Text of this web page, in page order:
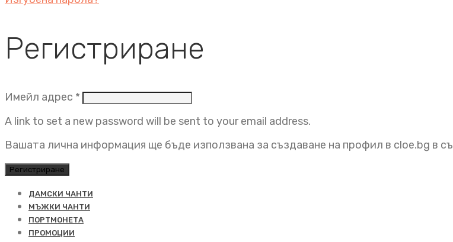
Регистриране
Имейл адрес * Задължително
A link to set a new password will be sent to your email address.
Вашата лична информация ще бъде използвана за създаване на профил в cloe.bg в
Регистриране
ДАМСКИ ЧАНТИ
МЪЖКИ ЧАНТИ
ПОРТМОНЕТА
ПРОМОЦИИ